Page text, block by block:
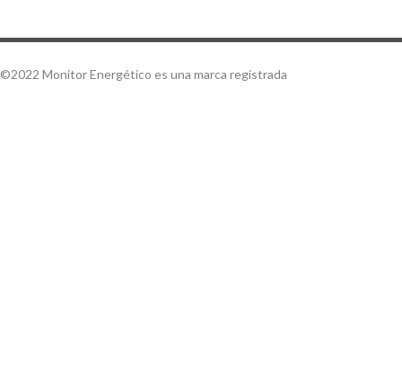
©2022 Monitor Energético es una marca registrada